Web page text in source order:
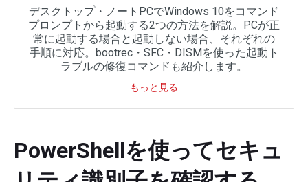
デスクトップ・ノートPCでWindows 10をコマンド
プロンプトから起動する2つの方法を解説。PCが正
常に起動する場合と起動しない場合、それぞれの
手順に対応。bootrec・SFC・DISMを使った起動ト
ラブルの修復コマンドも紹介します。
もっと見る
PowerShellを使ってセキュ